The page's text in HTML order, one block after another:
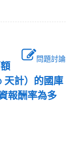
問題討論
天計）的國庫
報酬率為多